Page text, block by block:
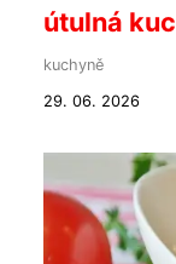
útulná
kuchyně
29. 06. 2026